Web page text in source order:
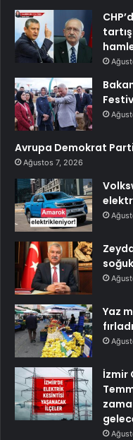
Avrupa Demokrat
Ağustos 7, 2026
Yaz
İzmir